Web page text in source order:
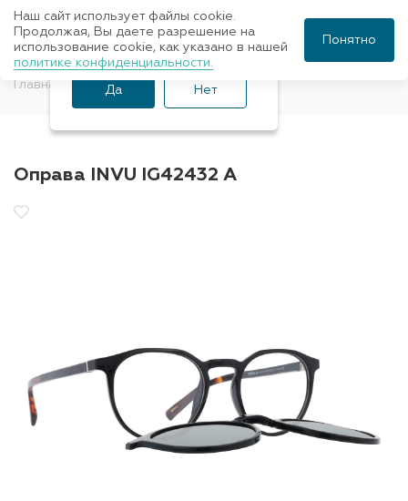
Главная Оправы для очков INVU
Оправа INVU IG42432 A
Ваш город Санкт-
Петербург?
Да Нет
Наш сайт использует файлы cookie.
Продолжая, Вы даете разрешение на
использование cookie, как указано в нашей
политике конфиденциальности.
Понятно